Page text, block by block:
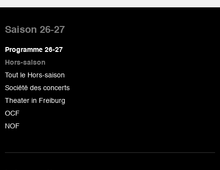
de
page
Saison 26-27
Programme 26-27
Hors-saison
Tout le Hors-saison
Société des concerts
Theater in Freiburg
OCF
NOF